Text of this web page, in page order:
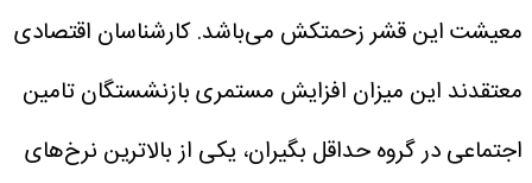
معیشت این قشر زحمتکش می‌باشد. کارشناسان اقتصادی
معتقدند این میزان افزایش مستمری بازنشستگان تامین
اجتماعی در گروه حداقل بگیران، یکی از بالاترین نرخ‌های